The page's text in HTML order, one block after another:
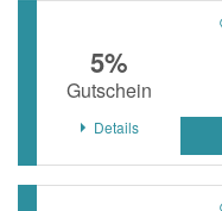
5%
Gutschein
Details